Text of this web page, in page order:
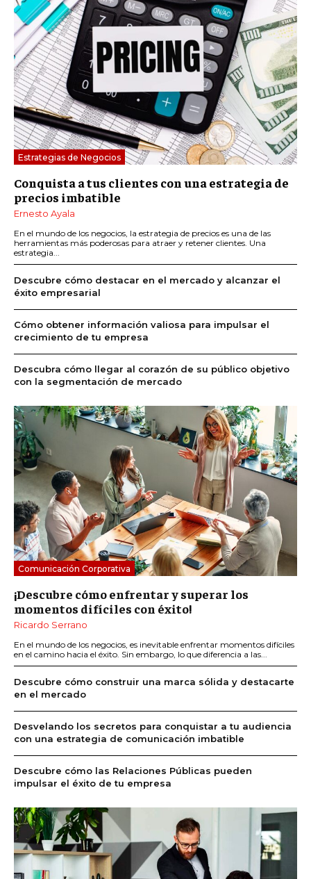
Estrategias de Negocios
Conquista a tus clientes con una estrategia de
precios imbatible
Ernesto Ayala
En el mundo de los negocios, la estrategia de precios es una de las
herramientas más poderosas para atraer y retener clientes. Una
estrategia...
Descubre cómo destacar en el mercado y alcanzar el
éxito empresarial
Cómo obtener información valiosa para impulsar el
crecimiento de tu empresa
Descubra cómo llegar al corazón de su público objetivo
con la segmentación de mercado
Comunicación Corporativa
¡Descubre cómo enfrentar y superar los
momentos difíciles con éxito!
Ricardo Serrano
En el mundo de los negocios, es inevitable enfrentar momentos difíciles
en el camino hacia el éxito. Sin embargo, lo que diferencia a las...
Descubre cómo construir una marca sólida y destacarte
en el mercado
Desvelando los secretos para conquistar a tu audiencia
con una estrategia de comunicación imbatible
Descubre cómo las Relaciones Públicas pueden
impulsar el éxito de tu empresa